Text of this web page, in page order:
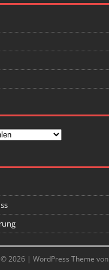
2026 | WordPress Theme von